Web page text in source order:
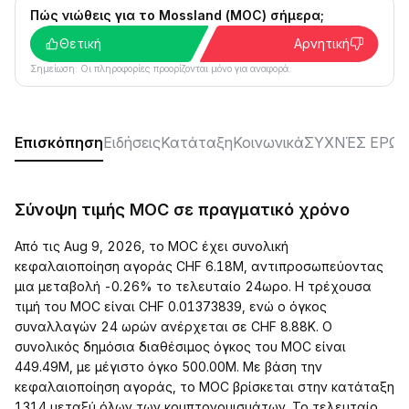
Πώς νιώθεις για το Mossland (MOC) σήμερα;
Θετική
Αρνητική
Σημείωση: Οι πληροφορίες προορίζονται μόνο για αναφορά.
ΕπισκόπησηΕιδήσειςΚατάταξηΚοινωνικάΣΥΧΝΈΣ
Σύνοψη τιμής MOC σε πραγματικό χρόνο
Από τις Aug 9, 2026, το MOC έχει συνολική
κεφαλαιοποίηση αγοράς CHF 6.18M, αντιπροσωπεύοντας
μια μεταβολή -0.26% το τελευταίο 24ωρο. Η τρέχουσα
τιμή του MOC είναι CHF 0.01373839, ενώ ο όγκος
συναλλαγών 24 ωρών ανέρχεται σε CHF 8.88K. Ο
συνολικός δημόσια διαθέσιμος όγκος του MOC είναι
449.49M, με μέγιστο όγκο 500.00M. Με βάση την
κεφαλαιοποίηση αγοράς, το MOC βρίσκεται στην κατάταξη